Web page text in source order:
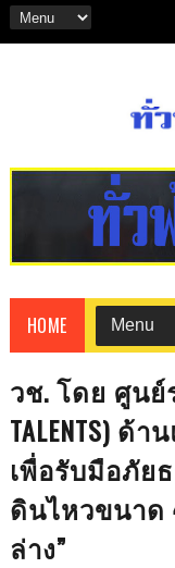
HOME
วช. โดย ศูนย์
TALENTS)
เพื่อรับมือภัย
ดินไหวขนาด
ล่าง”